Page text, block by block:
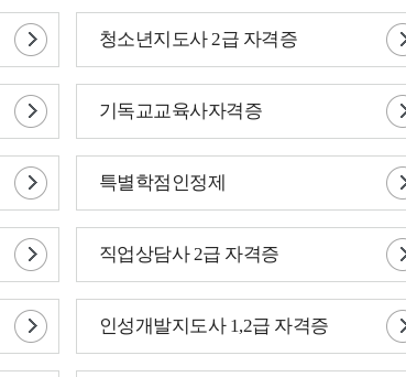
청소년지도사 2급 자격증
기독교교육사자격증
특별학점인정제
직업상담사 2급 자격증
인성개발지도사 1,2급 자격증